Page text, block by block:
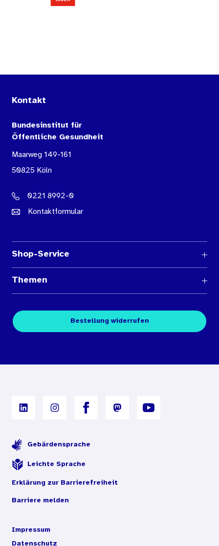
Kontakt
Bundesinstitut für
Öffentliche Gesundheit
Maarweg 149-161
50825 Köln
0221 8992-0
Kontaktformular
Shop-Service
Medienübersichten
Kontakt
Themen
Fachpublikationen
Digitales Archiv
Bestellung widerrufen
Gebärdensprache
Leichte Sprache
Erklärung zur Barrierefreiheit
Barriere melden
Impressum
Datenschutz